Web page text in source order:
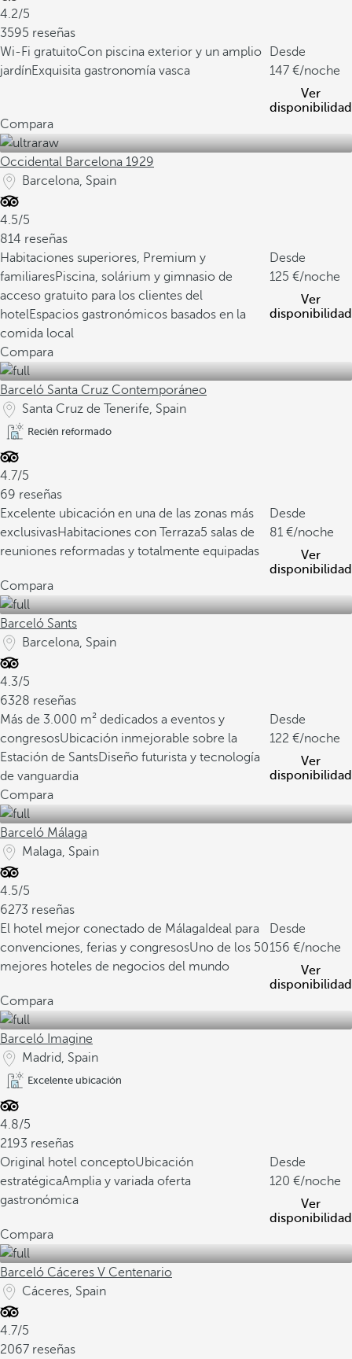
4.2/5
3595 reseñas
Wi-Fi gratuitoCon piscina exterior y un amplio
jardínExquisita gastronomía vasca
Desde
147
/noche
Ver
disponibilidad
Compara
Occidental Barcelona 1929
Barcelona, Spain
4.5/5
814 reseñas
Habitaciones superiores, Premium y
familiaresPiscina, solárium y gimnasio de
acceso gratuito para los clientes del
hotelEspacios gastronómicos basados en la
comida local
Desde
125
/noche
Ver
disponibilidad
Compara
Barceló Santa Cruz Contemporáneo
Santa Cruz de Tenerife, Spain
Recién reformado
4.7/5
69 reseñas
Excelente ubicación en una de las zonas más
exclusivasHabitaciones con Terraza5 salas de
reuniones reformadas y totalmente equipadas
Desde
81
/noche
Ver
disponibilidad
Compara
Barceló Sants
Barcelona, Spain
4.3/5
6328 reseñas
Más de 3.000 m² dedicados a eventos y
congresosUbicación inmejorable sobre la
Estación de SantsDiseño futurista y tecnología
de vanguardia
Desde
122
/noche
Ver
disponibilidad
Compara
Barceló Málaga
Malaga, Spain
4.5/5
6273 reseñas
El hotel mejor conectado de Málaga Ideal para
convenciones, ferias y congresosUno de los 50
mejores hoteles de negocios del mundo
Desde
156
/noche
Ver
disponibilidad
Compara
Barceló Imagine
Madrid, Spain
Excelente ubicación
4.8/5
2193 reseñas
Original hotel conceptoUbicación
estratégicaAmplia y variada oferta
gastronómica
Desde
120
/noche
Ver
disponibilidad
Compara
Barceló Cáceres V Centenario
Cáceres, Spain
4.7/5
2067 reseñas